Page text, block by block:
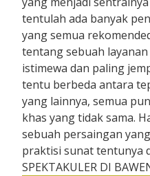
tentulah ada banyak
yang semua
tentang sebuah
istimewa dan paling
tentu berbeda antara
yang lainnya, semua
khas yang tidak sama.
sebuah persaingan
praktisi sunat tentunya
SPEKTAKULER DI